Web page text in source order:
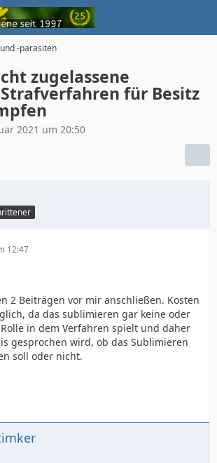
-parasiten
zugelassene
für Besitz
2021 um 20:50
12:47
2 Beiträgen vor mir anschließen. Kosten
da das sublimieren gar keine oder
in dem Verfahren spielt und daher
gesprochen wird, ob das Sublimieren
soll oder nicht.